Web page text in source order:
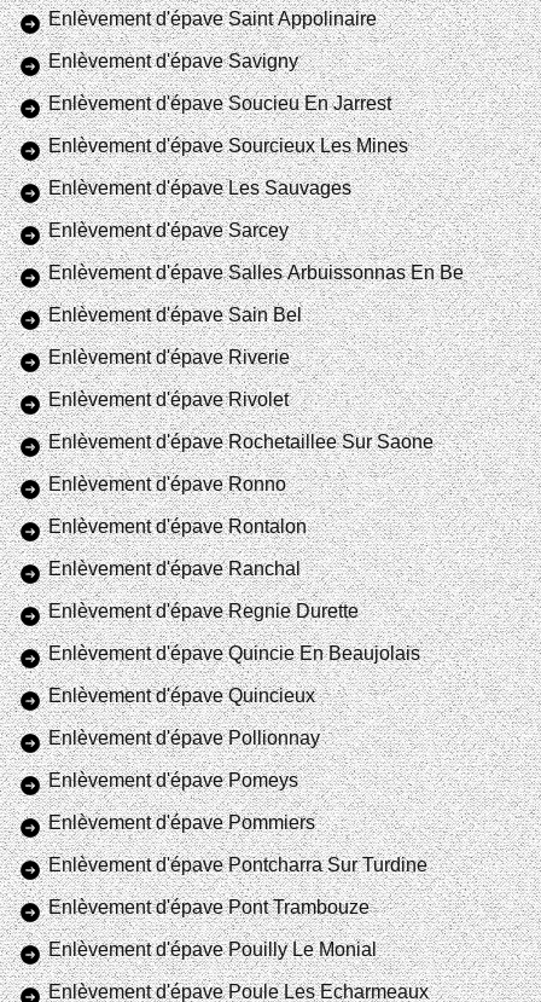
Enlèvement d'épave Saint Appolinaire
Enlèvement d'épave Savigny
Enlèvement d'épave Soucieu En Jarrest
Enlèvement d'épave Sourcieux Les Mines
Enlèvement d'épave Les Sauvages
Enlèvement d'épave Sarcey
Enlèvement d'épave Salles Arbuissonnas En Be
Enlèvement d'épave Sain Bel
Enlèvement d'épave Riverie
Enlèvement d'épave Rivolet
Enlèvement d'épave Rochetaillee Sur Saone
Enlèvement d'épave Ronno
Enlèvement d'épave Rontalon
Enlèvement d'épave Ranchal
Enlèvement d'épave Regnie Durette
Enlèvement d'épave Quincie En Beaujolais
Enlèvement d'épave Quincieux
Enlèvement d'épave Pollionnay
Enlèvement d'épave Pomeys
Enlèvement d'épave Pommiers
Enlèvement d'épave Pontcharra Sur Turdine
Enlèvement d'épave Pont Trambouze
Enlèvement d'épave Pouilly Le Monial
Enlèvement d'épave Poule Les Echarmeaux